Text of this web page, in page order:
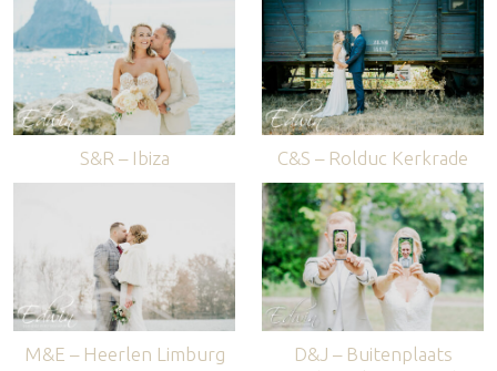
S&R – Ibiza C&S – Rolduc Kerkrade
M&E – Heerlen Limburg
D&J – Buitenplaats